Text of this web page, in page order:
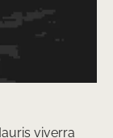
viverra